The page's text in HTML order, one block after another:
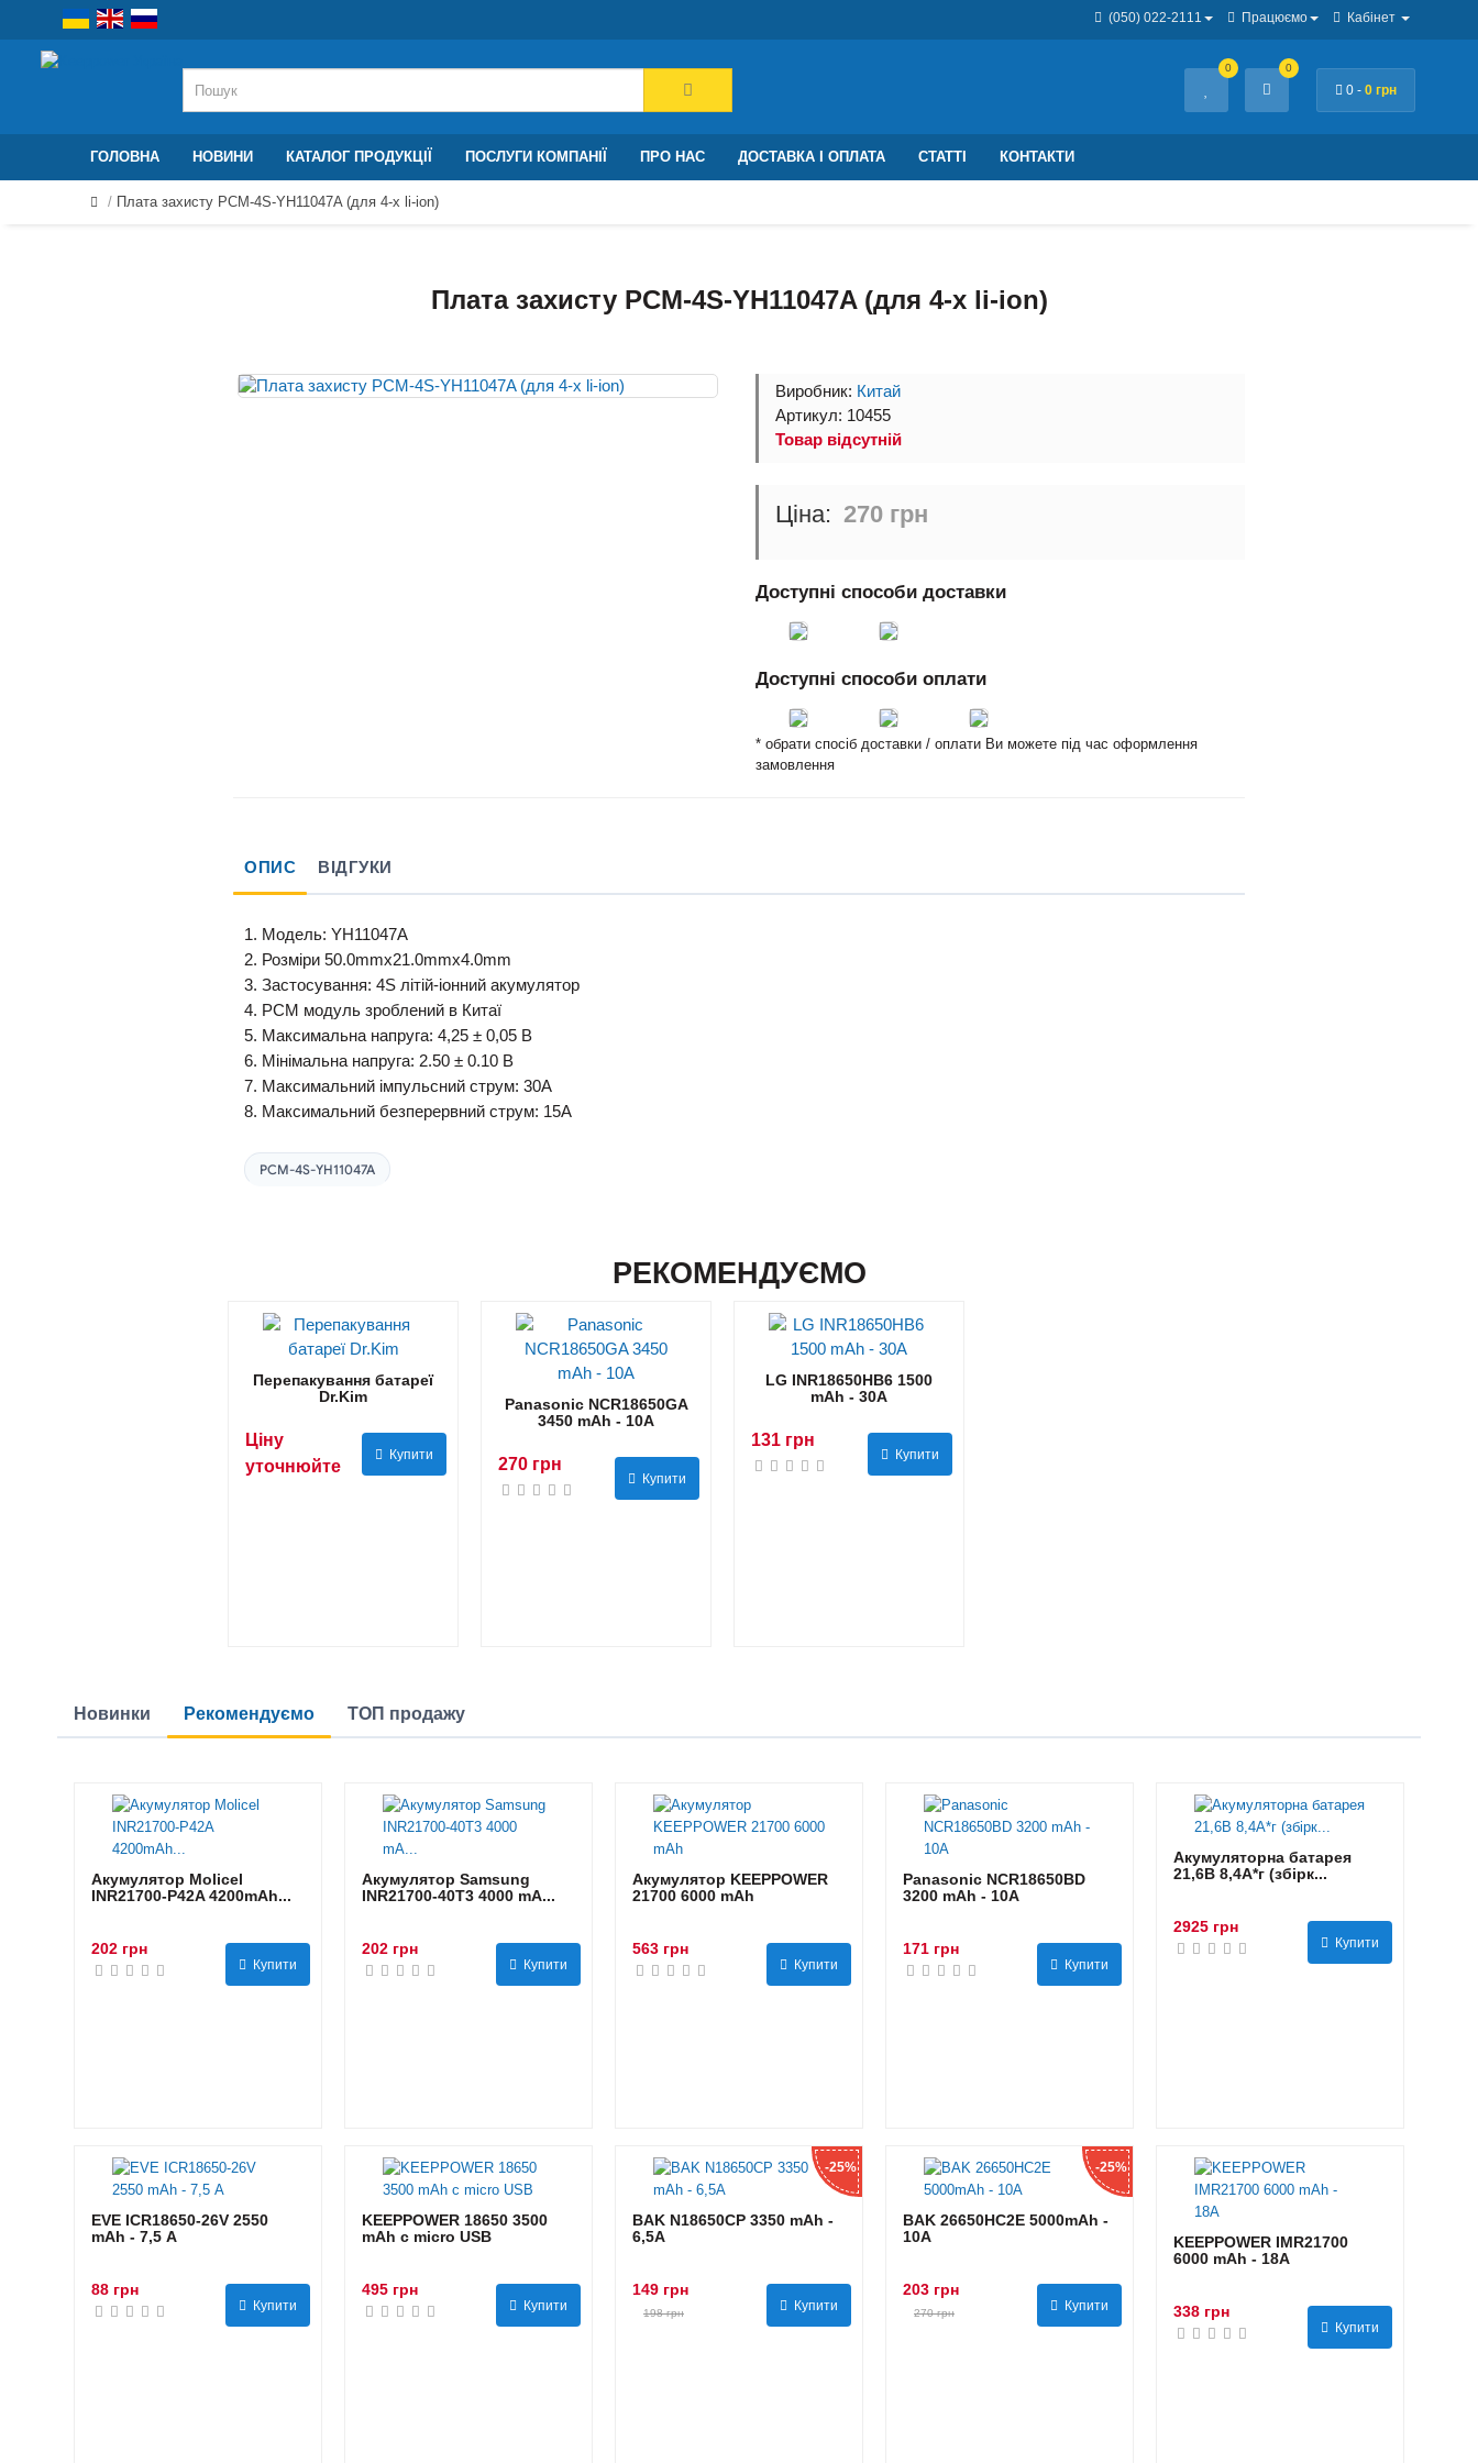
(050) 022-2111 Працюємо Кабінет
0 - 0 грн
0 0
ГОЛОВНА НОВИНИ КАТАЛОГ ПРОДУКЦІЇ ПОСЛУГИ КОМПАНІЇ ПРО НАС ДОСТАВКА І ОПЛАТА СТАТТІ КОНТАКТИ
Плата захисту PCM-4S-YH11047A (для 4-х li-ion)
Плата захисту PCM-4S-YH11047A (для 4-х li-ion)
Виробник: Китай
Артикул: 10455
Товар відсутній
270 грн
Доступні способи доставки
Доступні способи оплати
* обрати спосіб доставки / оплати Ви можете під час оформлення
замовлення
ОПИС ВІДГУКИ
1. Модель: YH11047A
2. Розміри 50.0mmx21.0mmx4.0mm
3. Застосування: 4S літій-іонний акумулятор
4. PCM модуль зроблений в Китаї
5. Максимальна напруга: 4,25 ± 0,05 В
6. Мінімальна напруга: 2.50 ± 0.10 В
7. Максимальний імпульсний струм: 30A
8. Максимальний безперервний струм: 15A
PCM-4S-YH11047A
РЕКОМЕНДУЄМО
Перепакування батареї
Dr.Kim
Ціну
уточнюйте
Купити
Panasonic NCR18650GA
3450 mAh - 10А
270 грн
Купити
LG INR18650HB6 1500
mAh - 30А
131 грн
Купити
Новинки Рекомендуємо ТОП продажу
Акумулятор Molicel
INR21700-P42A 4200mAh...
202 грн
Купити
Акумулятор Samsung
INR21700-40T3 4000 mA...
202 грн
Купити
Акумулятор KEEPPOWER
21700 6000 mAh
563 грн
Купити
Panasonic NCR18650BD
3200 mAh - 10А
171 грн
Купити
Акумуляторна батарея
21,6В 8,4A*г (збірк...
2925 грн
Купити
EVE ICR18650-26V 2550
mAh - 7,5 А
88 грн
Купити
KEEPPOWER 18650 3500
mAh с micro USB
495 грн
Купити
-25%
BAK N18650CP 3350 mAh -
6,5А
149 грн
198 грн Купити
-25%
BAK 26650HC2E 5000mAh -
10А
203 грн
270 грн Купити
KEEPPOWER IMR21700
6000 mAh - 18А
338 грн
Купити